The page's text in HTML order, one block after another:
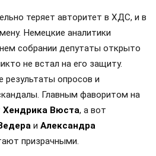
теряет авторитет в ХДС, и в
Немецкие аналитики
собрании депутаты открыто
не встал на его защиту.
результаты опросов и
Главным фаворитом на
Хендрика Вюста, а вот
и Александра
призрачными.